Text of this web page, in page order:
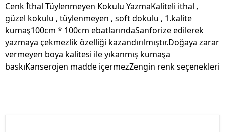
Cenk İthal Tüylenmeyen Kokulu YazmaKaliteli ithal ,
güzel kokulu , tüylenmeyen , soft dokulu , 1.kalite
kumaş100cm * 100cm ebatlarındaSanforize edilerek
yazmaya çekmezlik özelliği kazandırılmıştır.Doğaya zarar
vermeyen boya kalitesi ile yıkanmış kumaşa
baskıKanserojen madde içermezZengin renk seçenekleri